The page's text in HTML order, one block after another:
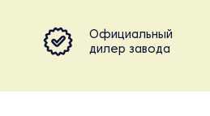
Официальный
дилер завода